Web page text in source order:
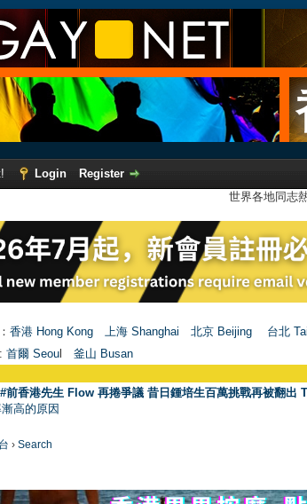
Login
Register
世界各地同志
香港 Hong Kong 上海 Shanghai 北京 Beijing 台北
首爾 Seou 釜山 Busan
#前香港先生 Flow 再捲爭議 昔日鍾培生百萬挑戰再被翻出
高的原因
›Search